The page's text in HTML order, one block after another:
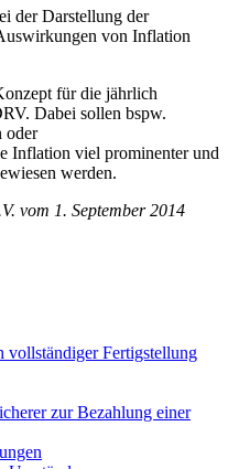
der Darstellung der
von Inflation
für die jährlich
Dabei sollen bspw.
oder
Inflation viel prominenter und
werden.
vom 1. September 2014
vollständiger Fertigstellung
zur Bezahlung einer